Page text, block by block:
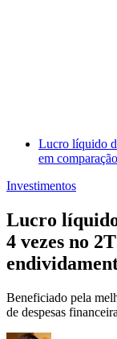
Lucro líquido
em
Investimentos
Lucro
4 vezes no
Beneficiado pela
de despesas